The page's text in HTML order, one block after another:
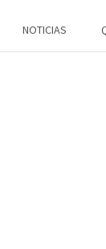
NOTICIAS